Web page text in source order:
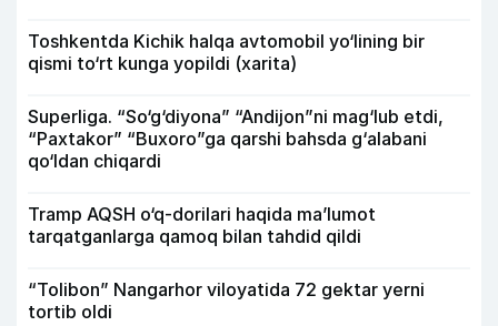
Toshkentda Kichik halqa avtomobil yo‘lining bir
qismi to‘rt kunga yopildi (xarita)
Superliga. “So‘g‘diyona” “Andijon”ni mag‘lub etdi,
“Paxtakor” “Buxoro”ga qarshi bahsda g‘alabani
qo‘ldan chiqardi
Tramp AQSH o‘q-dorilari haqida ma’lumot
tarqatganlarga qamoq bilan tahdid qildi
“Tolibon” Nangarhor viloyatida 72 gektar yerni
tortib oldi